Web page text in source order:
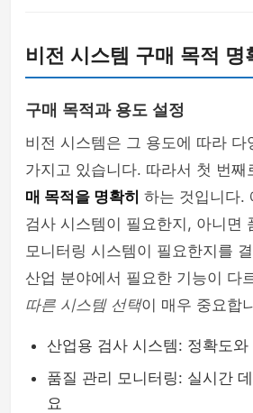
비전 시스템 구매 목적 명
구매 목적과 용도 설정
비전 시스템은 그 용도에 따라 다
가지고 있습니다. 따라서 첫 번째
매 목적을 명확히 하는 것입니다.
검사 시스템이 필요한지, 아니면
모니터링 시스템이 필요한지를
산업 분야에서 필요한 기능이 다
따른 시스템 선택이 매우 중요합
산업용 검사 시스템: 정확도
품질 관리 모니터링: 실시간
요